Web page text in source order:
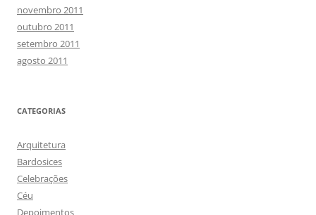
novembro 2011
outubro 2011
setembro 2011
agosto 2011
CATEGORIAS
Arquitetura
Bardosices
Celebrações
Céu
Depoimentos